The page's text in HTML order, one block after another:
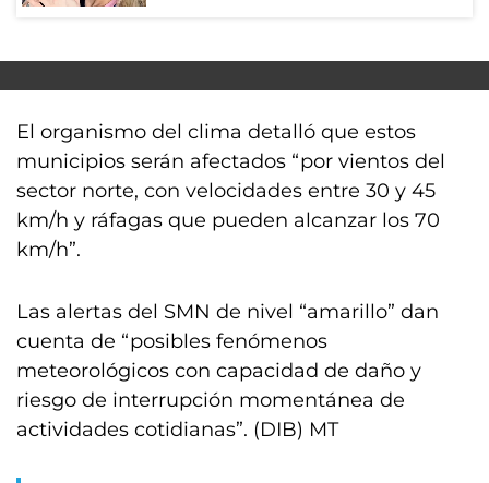
El organismo del clima detalló que estos
municipios serán afectados “por vientos del
sector norte, con velocidades entre 30 y 45
km/h y ráfagas que pueden alcanzar los 70
km/h”.
Las alertas del SMN de nivel “amarillo” dan
cuenta de “posibles fenómenos
meteorológicos con capacidad de daño y
riesgo de interrupción momentánea de
actividades cotidianas”. (DIB) MT